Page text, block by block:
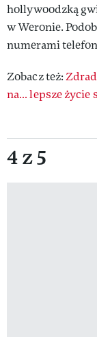
hollywoodzką
w Weronie.
numerami
Zobacz też:
na… lepsze życie
4 z 5